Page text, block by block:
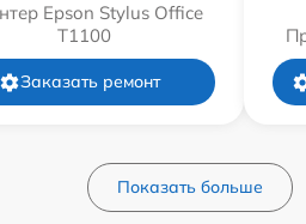
Epson Stylus Office
T1100
Заказать ремонт
Показать больше